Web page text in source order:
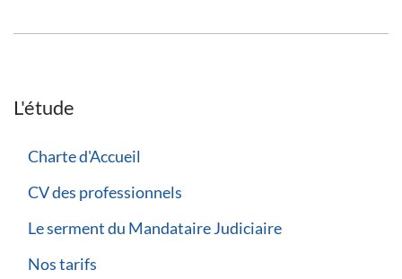
L'étude
Charte d'Accueil
CV des professionnels
Le serment du Mandataire Judiciaire
Nos tarifs